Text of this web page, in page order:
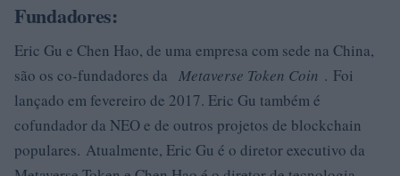
Fundadores:
Eric Gu e Chen Hao, de uma empresa com sede na China,
são os co-fundadores da Metaverse Token Coin . Foi
lançado em fevereiro de 2017. Eric Gu também é
cofundador da NEO e de outros projetos de blockchain
populares. Atualmente, Eric Gu é o diretor executivo da